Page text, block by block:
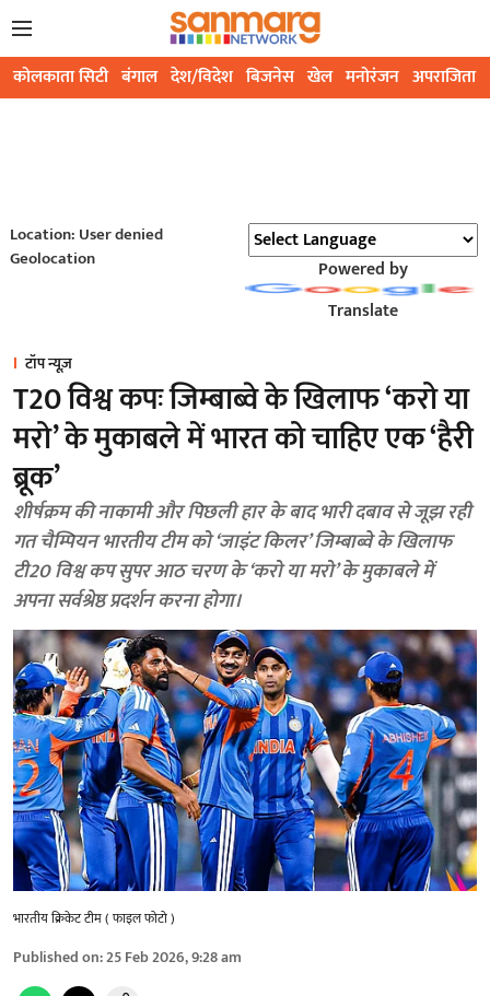
कोलकाता सिटी बंगाल देश/विदेश बिजनेस खेल मनोरंजन अपराजिता
Location: User denied
Geolocation
Powered by
Translate
टॉप न्यूज़
T20 विश्व कपः जिम्बाब्वे के खिलाफ ‘करो या
मरो’ के मुकाबले में भारत को चाहिए एक ‘हैरी
ब्रूक’
शीर्षक्रम की नाकामी और पिछली हार के बाद भारी दबाव से जूझ रही
गत चैम्पियन भारतीय टीम को ‘जाइंट किलर’ जिम्बाब्वे के खिलाफ
टी20 विश्व कप सुपर आठ चरण के ‘करो या मरो’ के मुकाबले में
अपना सर्वश्रेष्ठ प्रदर्शन करना होगा।
भारतीय क्रिकेट टीम ( फाइल फोटो )
Published on:25 Feb 2026, 9:28 am